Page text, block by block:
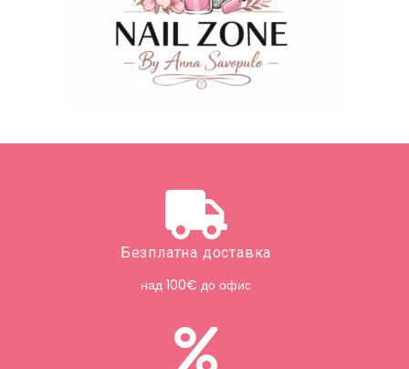
Безплатна доставка
над 100€ до офис